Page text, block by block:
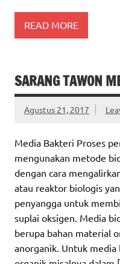
READ MORE
SARANG TAWON
Agustus 21, 2017
Media Bakteri Proses
mengunakan metode
dengan cara
atau reaktor biologis
penyangga untuk
suplai oksigen. Media
berupa bahan material
anorganik. Untuk